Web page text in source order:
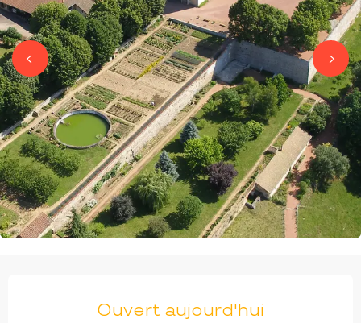
Ouvert aujourd'hui